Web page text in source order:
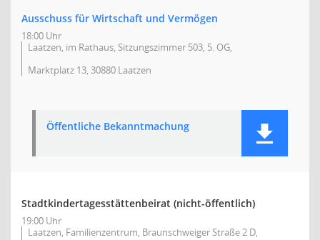
Ausschuss für Wirtschaft und Vermögen
18:00 Uhr
Laatzen, im Rathaus, Sitzungszimmer 503, 5. OG,
Marktplatz 13, 30880 Laatzen
Öffentliche Bekanntmachung
Stadtkindertagesstättenbeirat (nicht-öffentlich)
19:00 Uhr
Laatzen, Familienzentrum, Braunschweiger Straße 2 D,